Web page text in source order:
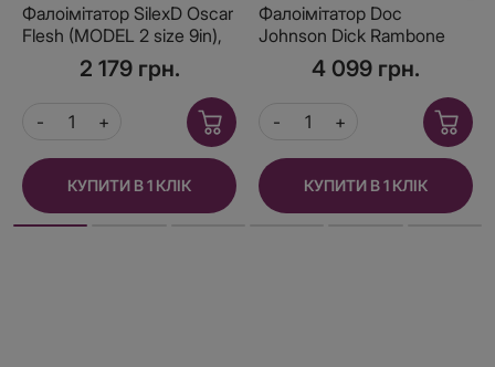
Фалоімітатор SilexD Oscar
Flesh (MODEL 2 size 9in),
двошаровий, силікон +
Silexpan, діаметр 5,4см
2 179 грн.
КУПИТИ В 1 КЛІК
Фалоімітатор Doc
Johnson Dick Rambone
Cock Black, діаметр 6 см,
довжина 42 см, ПВХ
4 099 грн.
КУПИТИ В 1 КЛІК